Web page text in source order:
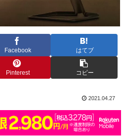
Facebook はてブ
Pinterest コピー
2021.04.27